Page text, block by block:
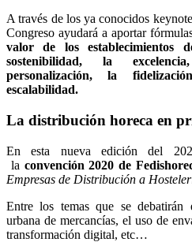
A través de los ya conocidos
Congreso ayudará a aportar
valor de los establecimientos
sostenibilidad, la
personalización, la
escalabilidad.
La distribución horeca en
En esta nueva edición del
la convención 2020 de
Empresas de Distribución a
Entre los temas que se debatirán
urbana de mercancías, el uso de
transformación digital, etc…